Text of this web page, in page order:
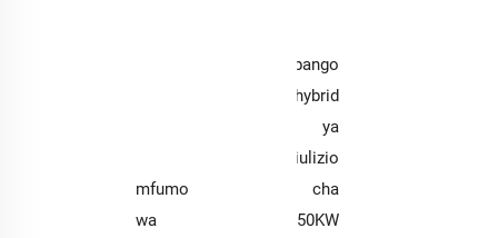
mfumo
wa
mipango
hybrid
ya
kiulizio
cha
150KW